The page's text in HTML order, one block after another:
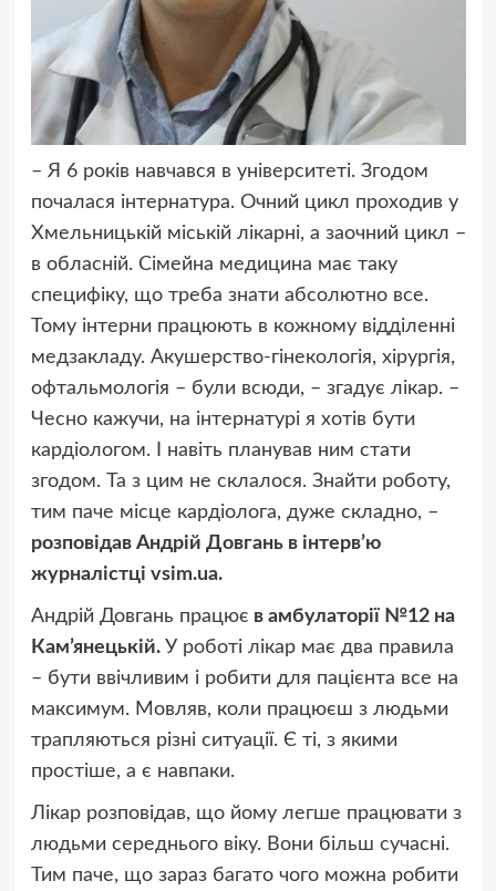
– Я 6 років навчався в університеті. Згодом
почалася інтернатура. Очний цикл проходив у
Хмельницькій міській лікарні, а заочний цикл –
в обласній. Сімейна медицина має таку
специфіку, що треба знати абсолютно все.
Тому інтерни працюють в кожному відділенні
медзакладу. Акушерство-гінекологія, хірургія,
офтальмологія – були всюди, – згадує лікар. –
Чесно кажучи, на інтернатурі я хотів бути
кардіологом. І навіть планував ним стати
згодом. Та з цим не склалося. Знайти роботу,
тим паче місце кардіолога, дуже складно, –
розповідав Андрій Довгань в інтерв’ю
журналістці vsim.ua.
Андрій Довгань працює в амбулаторії №12 на
Кам’янецькій. У роботі лікар має два правила
– бути ввічливим і робити для пацієнта все на
максимум. Мовляв, коли працюєш з людьми
трапляються різні ситуації. Є ті, з якими
простіше, а є навпаки.
Лікар розповідав, що йому легше працювати з
людьми середнього віку. Вони більш сучасні.
Тим паче, що зараз багато чого можна робити